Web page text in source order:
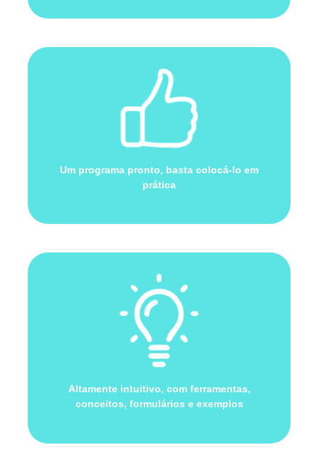
Um programa pronto, basta colocá-lo em
prática
Altamente intuitivo, com ferramentas,
conceitos, formulários e exemplos